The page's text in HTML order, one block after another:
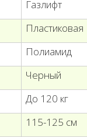
Газлифт
Пластиковая
Полиамид
Черный
До 120 кг
115-125 см